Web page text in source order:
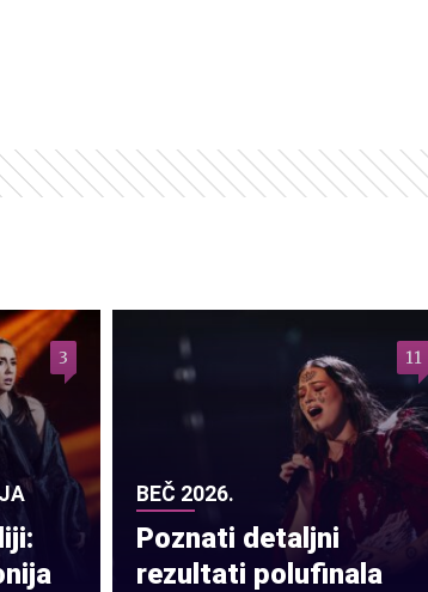
3
BEČ 2026.
Poznati detaljni
rezultati polufinala
11